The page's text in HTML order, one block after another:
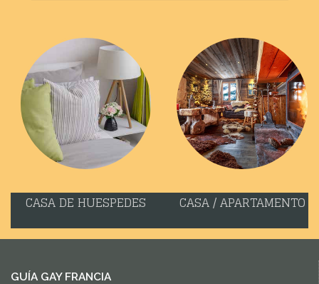
CASA DE HUESPEDES CASA / APARTAMENTO
GUÍA GAY FRANCIA